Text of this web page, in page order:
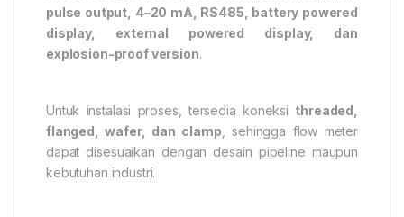
pulse output, 4–20 mA, RS485, battery powered
display, external powered display, dan
explosion-proof version.
Untuk instalasi proses, tersedia koneksi threaded,
flanged, wafer, dan clamp , sehingga flow meter
dapat disesuaikan dengan desain pipeline maupun
kebutuhan industri.